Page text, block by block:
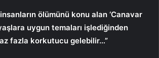
ölümünü konu alan ‘Canavar
uygun temaları işlediğinden
fazla korkutucu gelebilir…”